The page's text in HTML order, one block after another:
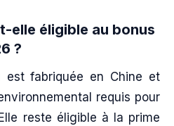
elle éligible au bonus
?
est fabriquée en Chine et
requis pour
reste éligible à la prime